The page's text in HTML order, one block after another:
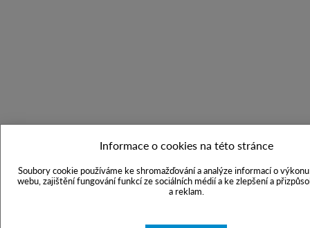
Informace o cookies na této stránce
Soubory cookie používáme ke shromažďování a analýze informací o
webu, zajištění fungování funkcí ze sociálních médií a ke zlepšení a
a reklam.